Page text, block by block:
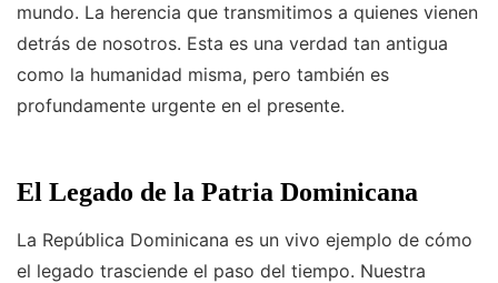
mundo. La herencia que transmitimos a quienes vienen
detrás de nosotros. Esta es una verdad tan antigua
como la humanidad misma, pero también es
profundamente urgente en el presente.
El Legado de la Patria Dominicana
La República Dominicana es un vivo ejemplo de cómo
el legado trasciende el paso del tiempo. Nuestra